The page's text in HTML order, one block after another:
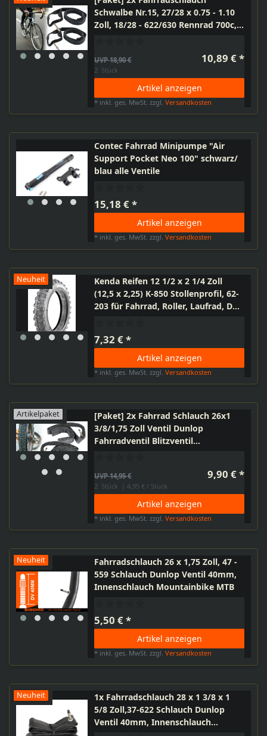
Schwalbe Nr.15, 27/28 x 0.75 - 1.10
Zoll, 18/28 - 622/630 Rennrad 700c,
UVP 18,90 € 10,89 € *
2 Stück
Artikel anzeigen
* inkl. ges. MwSt. zzgl.Versandkosten
Contec Fahrrad Minipumpe "Air
Support Pocket Neo 100" schwarz/
blau alle Ventile
15,18 € *
Artikel anzeigen
* inkl. ges. MwSt. zzgl.Versandkosten
Neuheit
Kenda Reifen 12 1/2 x 2 1/4 Zoll
(12,5 x 2,25) K-850 Stollenprofil, 62-
203 für Fahrrad, Roller, Laufrad, DDR
7,32 € *
Artikel anzeigen
* inkl. ges. MwSt. zzgl.Versandkosten
Artikelpaket
[Paket] 2x Fahrrad Schlauch 26x1
3/8/1,75 Zoll Ventil Dunlop
Fahrradventil Blitzventil
UVP 14,95 € 9,90 € *
2 Stück | 4,95 € / Stück
Artikel anzeigen
* inkl. ges. MwSt. zzgl.Versandkosten
Neuheit
Fahrradschlauch 26 x 1,75 Zoll, 47 -
559 Schlauch Dunlop Ventil 40mm,
Innenschlauch Mountainbike MTB
5,50 € *
Artikel anzeigen
* inkl. ges. MwSt. zzgl.Versandkosten
Neuheit
1x Fahrradschlauch 28 x 1 3/8 x 1
5/8 Zoll,37-622 Schlauch Dunlop
Ventil 40mm, Innenschlauch